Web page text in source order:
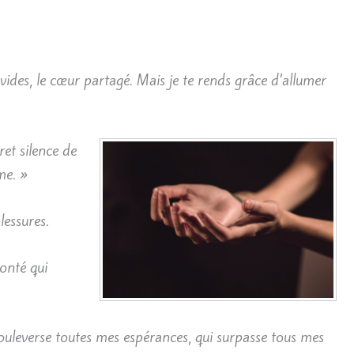
le cœur partagé. Mais je te rends grâce d’allumer
silence de
»
qui
toutes mes espérances, qui surpasse tous mes